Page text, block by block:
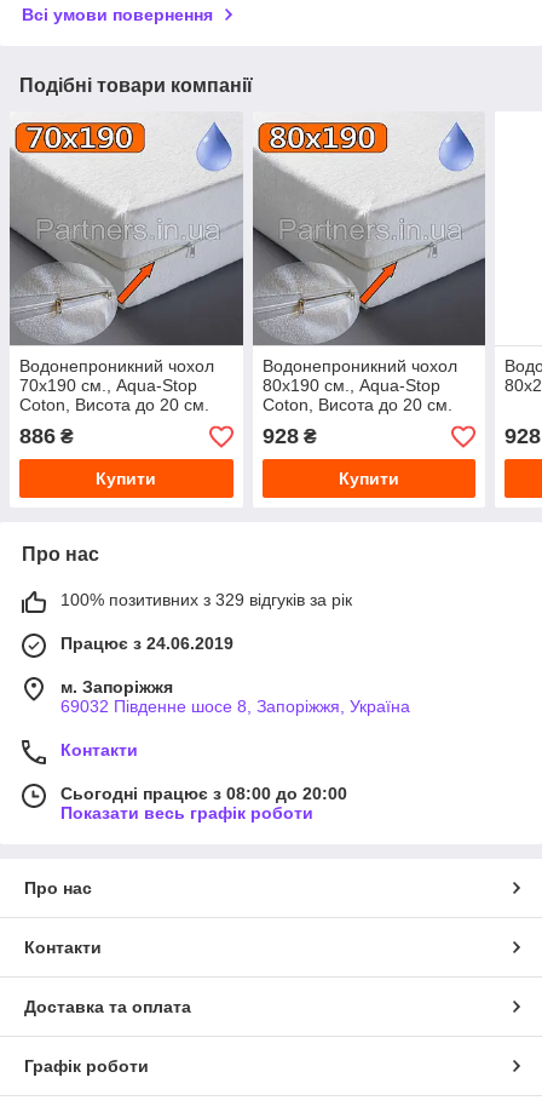
Всі умови повернення
Подібні товари компанії
Водонепроникний чохол
70х190 см., Aqua-Stop
Coton, Висота до 20 см.
886 ₴
Купити
Водонепроникний чохол
80х190 см., Aqua-Stop
Coton, Висота до 20 см.
928₴
Купити
928
Про нас
100% позитивних з 329 відгуків за рік
Працює з 24.06.2019
м. Запоріжжя
69032 Південне шосе 8, Запоріжжя, Україна
Контакти
Сьогодні працює з 08:00 до 20:00
Показати весь графік роботи
Про нас
Контакти
Доставка та оплата
Графік роботи